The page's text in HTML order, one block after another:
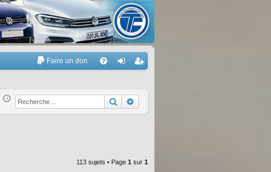
Faire un don
Q ne
xi
nr
eg
r
Rechercher
113 sujets • Page 1 sur 1